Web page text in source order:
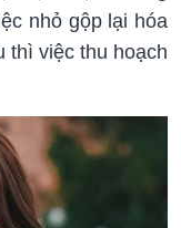
nhỏ gộp lại hóa
thì việc thu hoạch